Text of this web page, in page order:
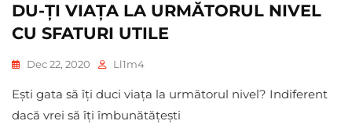
DU-ȚI VIAȚA LA URMĂTORUL NIVEL
CU SFATURI UTILE
Dec 22, 2020 Ll1m4
Ești gata să îți duci viața la următorul nivel? Indiferent
dacă vrei să îți îmbunătățești